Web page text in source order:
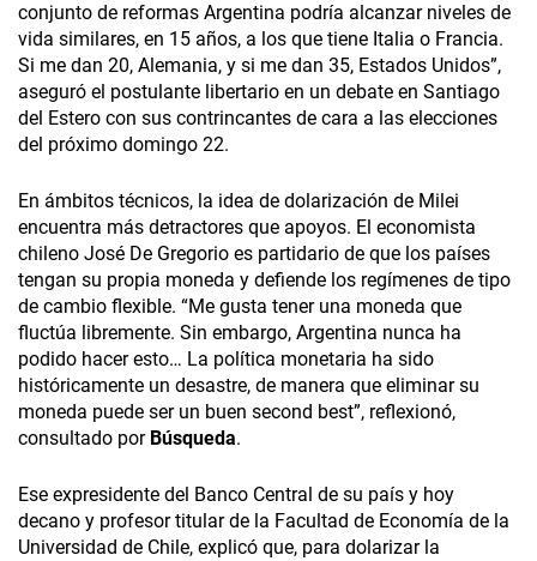
conjunto de reformas Argentina podría alcanzar niveles de
vida similares, en 15 años, a los que tiene Italia o Francia.
Si me dan 20, Alemania, y si me dan 35, Estados Unidos”,
aseguró el postulante libertario en un debate en Santiago
del Estero con sus contrincantes de cara a las elecciones
del próximo domingo 22.
En ámbitos técnicos, la idea de dolarización de Milei
encuentra más detractores que apoyos. El economista
chileno José De Gregorio es partidario de que los países
tengan su propia moneda y defiende los regímenes de tipo
de cambio flexible. “Me gusta tener una moneda que
fluctúa libremente. Sin embargo, Argentina nunca ha
podido hacer esto… La política monetaria ha sido
históricamente un desastre, de manera que eliminar su
moneda puede ser un buen second best”, reflexionó,
consultado por Búsqueda.
Ese expresidente del Banco Central de su país y hoy
decano y profesor titular de la Facultad de Economía de la
Universidad de Chile, explicó que, para dolarizar la